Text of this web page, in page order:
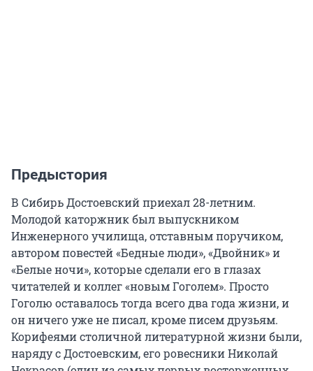
Предыстория
В Сибирь Достоевский приехал 28-летним.
Молодой каторжник был выпускником
Инженерного училища, отставным поручиком,
автором повестей «Бедные люди», «Двойник» и
«Белые ночи», которые сделали его в глазах
читателей и коллег «новым Гоголем». Просто
Гоголю оставалось тогда всего два года жизни, и
он ничего уже не писал, кроме писем друзьям.
Корифеями столичной литературной жизни были,
наряду с Достоевским, его ровесники Николай